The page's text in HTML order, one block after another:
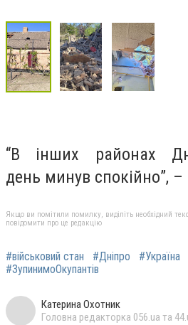
“В інших районах
день минув спокійно”,
Якщо ви помітили помилку, виділіть необхідний
повідомити про це редакцію
#військовий стан #Дніпро #Україна
#ЗупинимоОкупантів
Катерина Охотник
Головна редакторка 056.ua та